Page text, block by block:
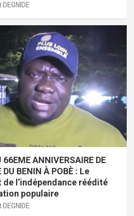
66EME ANNIVERSAIRE DE
DU BENIN À POBÈ : Le
l’indépendance réédité
populaire